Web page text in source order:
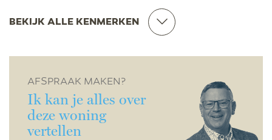
BEKIJK ALLE KENMERKEN
AFSPRAAK MAKEN?
Ik kan je alles over
deze woning
vertellen